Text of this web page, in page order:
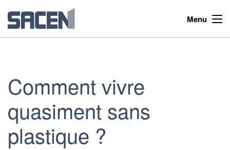
Menu
Comment vivre
quasiment sans
plastique ?